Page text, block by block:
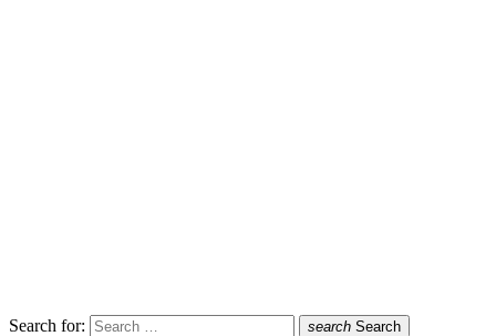
Search for: search Search